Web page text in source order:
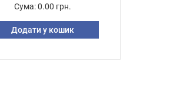
Сума: 0.00 грн.
Додати у кошик